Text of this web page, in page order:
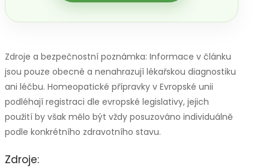
Zdroje a bezpečnostní poznámka: Informace v článku
jsou pouze obecné a nenahrazují lékařskou diagnostiku
ani léčbu. Homeopatické přípravky v Evropské unii
podléhají registraci dle evropské legislativy, jejich
použití by však mělo být vždy posuzováno individuálně
podle konkrétního zdravotního stavu.
Zdroje: